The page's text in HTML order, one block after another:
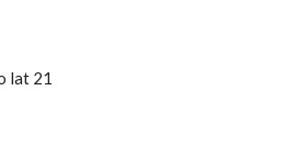
lat 21